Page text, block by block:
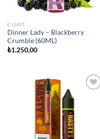
E-LIKIT
Dinner Lady – Blackberry
Crumble (60ML)
₺1.250,00